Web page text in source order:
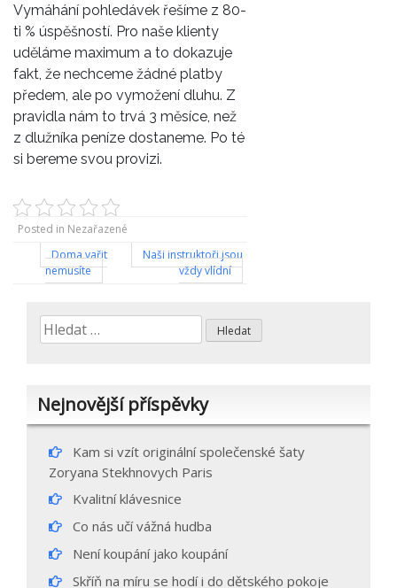
Vymáhání pohledávek řešíme z 80-
ti % úspěšností. Pro naše klienty
uděláme maximum a to dokazuje
fakt, že nechceme žádné platby
předem, ale po vymožení dluhu. Z
pravidla nám to trvá 3 měsíce, než
z dlužníka peníze dostaneme. Po té
si bereme svou provizi.
Posted in Nezařazené
Navigace
pro
příspěvek
Doma vařit
nemusíte
Naši instruktoři jsou
vždy vlídní
Vyhledávání
Nejnovější příspěvky
Kam si vzít originální společenské šaty
Zoryana Stekhnovych Paris
Kvalitní klávesnice
Co nás učí vážná hudba
Není koupání jako koupání
Skříň na míru se hodí i do dětského pokoje